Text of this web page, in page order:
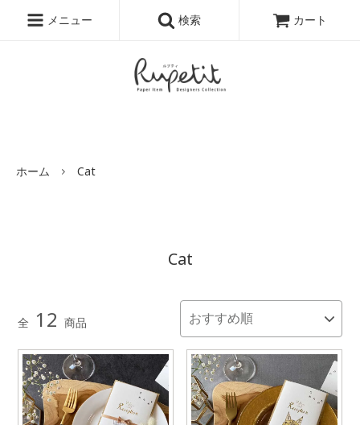
結婚式招待状・席次表をおしゃれでかわいくオリジナルで作りたい新郎新婦にオスス
メ！招待状・席次表専門店ルプティです。
メニュー 検索 カート
ホーム Cat
Cat
全 12 商品